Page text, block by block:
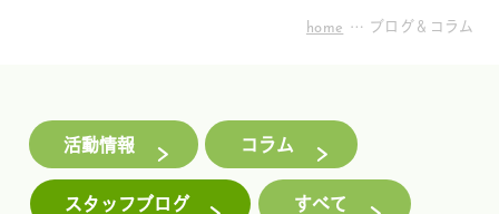
home ブログ＆コラム
活動情報 コラム
スタッフブログ すべて